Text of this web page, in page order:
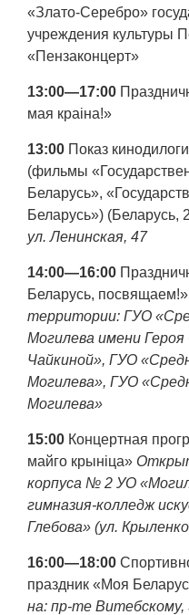
«Злато-Серебро»
учреждения культуры
«Пензаконцерт»
13:00—17:00
мая краіна!»
13:00 Показ
(фильмы
Беларусь»,
Беларусь») (Беларусь,
ул. Ленинская, 47
14:00—16:00
Беларусь, посвящаем!»
территории: ГУО
Могилева имени
Чайкиной», ГУО
Могилева», ГУО
Могилева»
15:00 Концертная
майго крыніца»
корпуса № 2 УО
гимназия-колледж
Глебова» (ул.
16:00—18:00
праздник «Моя
на: пр-те